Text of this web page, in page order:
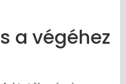
a végéhez